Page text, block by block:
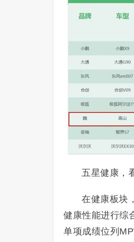
五星健康，
在健康板块
健康性能进行综
单项成绩位列